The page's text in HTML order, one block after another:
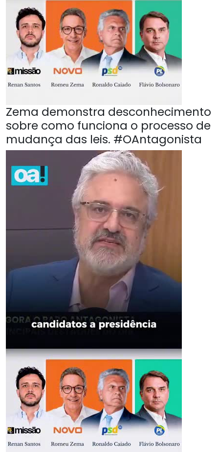
Zema demonstra desconhecimento
sobre como funciona o processo de
mudança das leis. #OAntagonista